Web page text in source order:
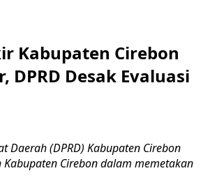
Kabupaten Cirebon
DPRD Desak Evaluasi
Daerah (DPRD) Kabupaten Cirebon
Cirebon dalam memetakan